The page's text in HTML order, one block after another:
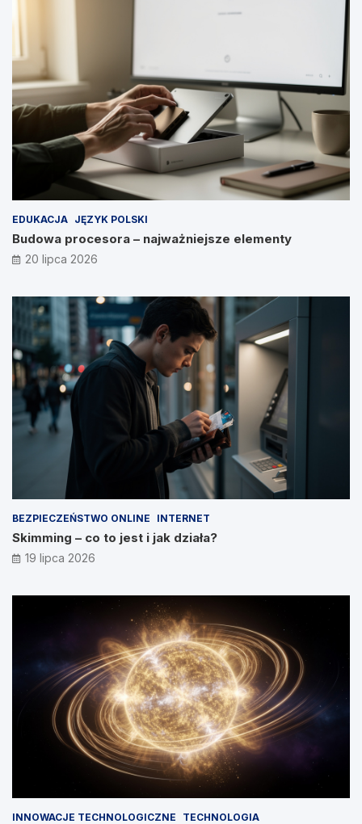
EDUKACJA JĘZYK POLSKI
Budowa procesora – najważniejsze elementy
20 lipca 2026
BEZPIECZEŃSTWO ONLINE INTERNET
Skimming – co to jest i jak działa?
19 lipca 2026
INNOWACJE TECHNOLOGICZNE TECHNOLOGIA